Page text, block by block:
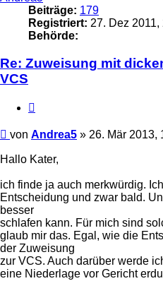
Beiträge: 179
Registriert: 27. Dez 2011,
Behörde:
Re: Zuweisung mit
VCS
Beitrag
von Andrea5 » 26. Mär 2013,
Hallo Kater,
ich finde ja auch merkwürdig.
Entscheidung und zwar bald.
besser
schlafen kann. Für mich sind
glaub mir das. Egal, wie die
der Zuweisung
zur VCS. Auch darüber werde
eine Niederlage vor Gericht